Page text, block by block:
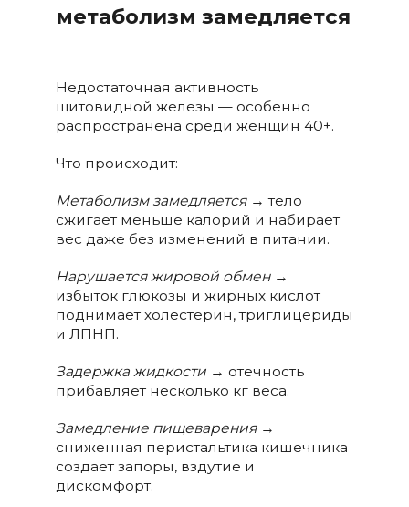
метаболизм замедляется
Недостаточная активность
щитовидной железы — особенно
распространена среди женщин 40+.
Что происходит:
Метаболизм замедляется→ тело
сжигает меньше калорий и набирает
вес даже без изменений в питании.
Нарушается жировой обмен→
избыток глюкозы и жирных кислот
поднимает холестерин, триглицериды
и ЛПНП.
Задержка жидкости → отечность
прибавляет несколько кг веса.
Замедление пищеварения→
сниженная перистальтика кишечника
создает запоры, вздутие и
дискомфорт.